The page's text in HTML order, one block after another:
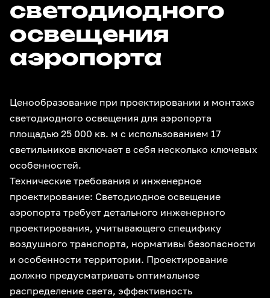
светодиодного
освещения
аэропорта
Ценообразование при проектировании и монтаже
светодиодного освещения для аэропорта
площадью 25 000 кв. м с использованием 17
светильников включает в себя несколько ключевых
особенностей.
Технические требования и инженерное
проектирование: Светодиодное освещение
аэропорта требует детального инженерного
проектирования, учитывающего специфику
воздушного транспорта, нормативы безопасности
и особенности территории. Проектирование
должно предусматривать оптимальное
распределение света, эффективность